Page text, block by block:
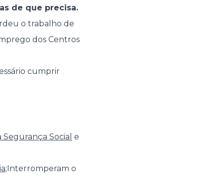
de que precisa.
o trabalho de
dos Centros
cumprir
Social e
;Interromperam o